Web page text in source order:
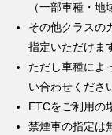
（一部車種・地
その他クラスの
指定いただけま
ただし車種によ
い合わせくださ
ETCをご利用の
禁煙車の指定は